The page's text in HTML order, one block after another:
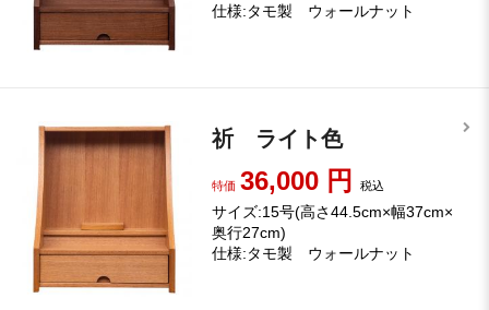
仕様:タモ製 ウォールナット
祈 ライト色
特価 36,000 円税込
サイズ:15号(高さ44.5cm×幅37cm×
奥行27cm)
仕様:タモ製 ウォールナット